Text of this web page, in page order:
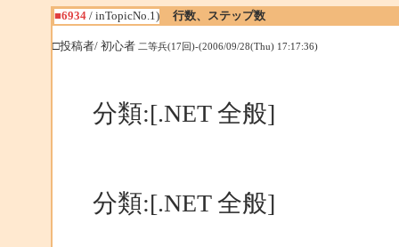
■6934/ inTopicNo.1) 行数、ステップ数
□投稿者/ 初心者 二等兵(17回)-(2006/09/28(Thu) 17:17:36)
分類:[.NET 全般]
分類:[.NET 全般]